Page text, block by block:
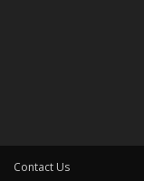
Contact Us